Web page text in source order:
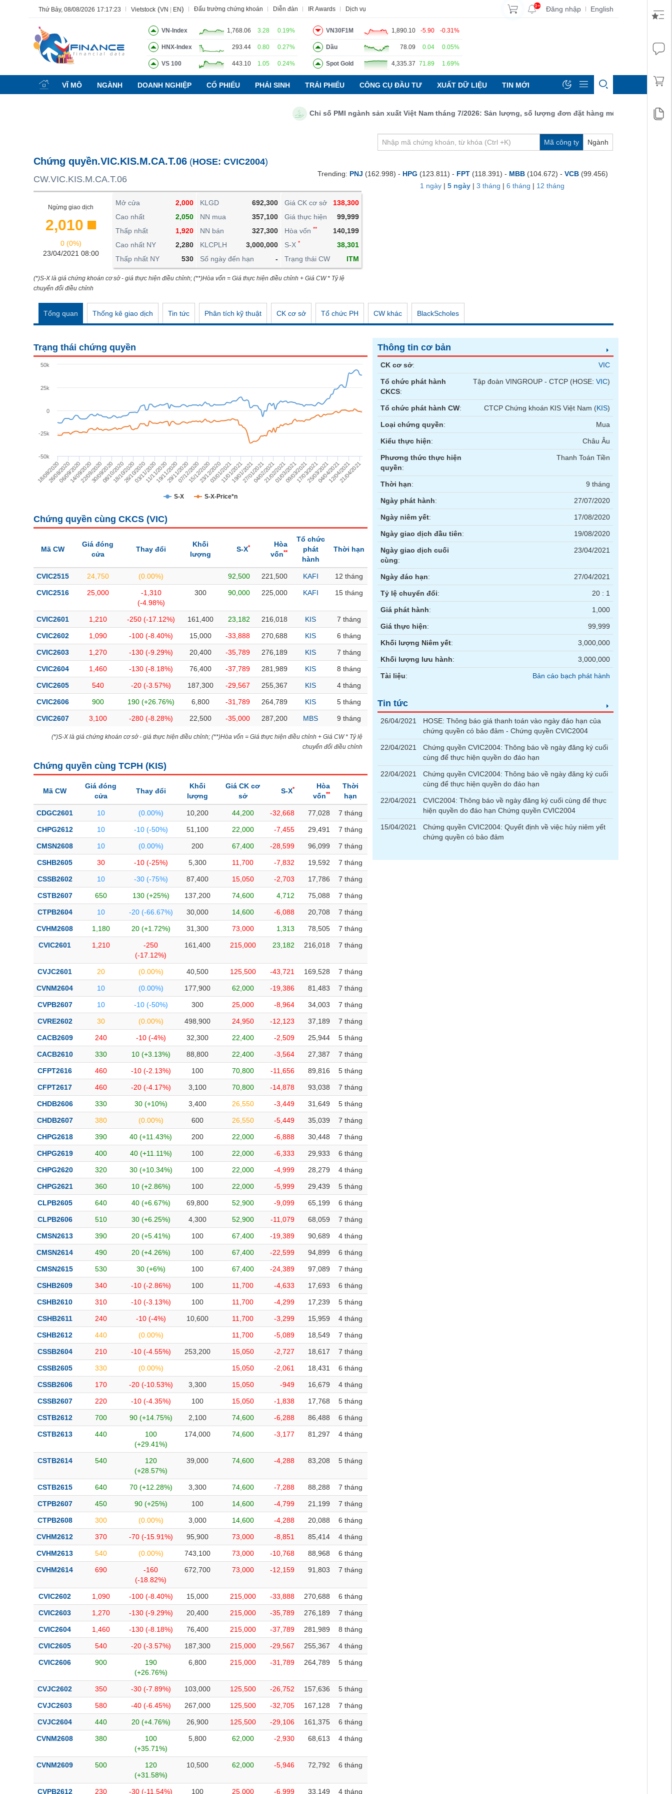
Thứ Bảy, 08/08/2026 17:17:24 Vietstock (VN EN) Đấu trường chứng khoán Diễn đàn IR Awards Dịch vụ 9+ Đăng nhập | English
VN-Index 1,768.06 3.28 0.19%
HNX-Index 293.44 0.80 0.27%
VS 100 443.10 1.05 0.24%
VN30F1M 1,890.10 -5.90 -0.31%
Dầu 78.09 0.04 0.05%
Spot Gold 4,335.37 71.89 1.69%
VĨ MÔ NGÀNH DOANH NGHIỆP CỔ PHIẾU PHÁI SINH TRÁI PHIẾU CÔNG CỤ ĐẦU TƯ XUẤT DỮ LIỆU TIN MỚI
Chỉ số PMI ngành sản xuất Việt Nam tháng 7/2026: Sản lượng, số lượng đơn đặt hàng mới và xuất khẩu đều
Mã công ty Ngành
Chứng quyền.VIC.KIS.M.CA.T.06 (HOSE: CVIC2004)
CW.VIC.KIS.M.CA.T.06
Ngừng giao dịch
2,010
0 (0%)
23/04/2021 08:00
Mở cửa
2,000
Cao nhất
2,050
Thấp nhất
1,920
Cao nhất NY
2,280
Thấp nhất NY
530
KLGD
692,300
NN mua
357,100
NN bán
327,300
KLCPLH
3,000,000
Số ngày đến hạn
-
Giá CK cơ sở
138,300
Giá thực hiện
99,999
Hòa vốn **
140,199
S-X *
38,301
Trạng thái CW
ITM
(*)S-X là giá chứng khoán cơ sở - giá thực hiện điều chỉnh; (**)Hòa vốn = Giá thực hiện điều chỉnh + Giá CW * Tỷ lệ
chuyển đổi điều chỉnh
Trending: PNJ (162.998) - HPG (123.811) - FPT (118.391) - MBB (104.672) - VCB (99.456)
1 ngày | 5 ngày | 3 tháng | 6 tháng | 12 tháng
Tổng quan Thống kê giao dịch Tin tức Phân tích kỹ thuật CK cơ sở Tổ chức PH CW khác BlackScholes
Trạng thái chứng quyền
S-X S-X-Price*n
18/08/2020
26/08/202006/09/202014/09/202022/09/202030/09/202008/10/202018/10/202026/10/202003/11/202011/11/202019/11/202029/11/202007/12/202015/12/202023/12/202003/01/202111/01/202119/01/202127/01/202104/02/202121/02/202101/03/202109/03/202117/03/202125/03/202104/04/202112/04/2021
21/04/2021
-50k
-25k
0
25k
50k
Chứng quyền cùng CKCS (VIC)
Mã CW
Giá đóng
cửa
Thay đổi
Khối
lượng
S-X*
Hòa
vốn**
Tổ chức
phát
hành
Thời hạn
CVIC2515 24,750 (0.00%) 92,500 221,500 KAFI 12 tháng
CVIC2516 25,000
-1,310
(-4.98%)
300 90,000 225,000 KAFI 15 tháng
CVIC2601 1,210 -250 (-17.12%) 161,400 23,182 216,018 KIS 7 tháng
CVIC2602 1,090 -100 (-8.40%) 15,000 -33,888 270,688 KIS 6 tháng
CVIC2603 1,270 -130 (-9.29%) 20,400 -35,789 276,189 KIS 7 tháng
CVIC2604 1,460 -130 (-8.18%) 76,400 -37,789 281,989 KIS 8 tháng
CVIC2605 540 -20 (-3.57%) 187,300 -29,567 255,367 KIS 4 tháng
CVIC2606 900 190 (+26.76%) 6,800 -31,789 264,789 KIS 5 tháng
CVIC2607 3,100 -280 (-8.28%) 22,500 -35,000 287,200 MBS 9 tháng
(*)S-X là giá chứng khoán cơ sở - giá thực hiện điều chỉnh; (**)Hòa vốn = Giá thực hiện điều chỉnh + Giá CW * Tỷ lệ
chuyển đổi điều chỉnh
Chứng quyền cùng TCPH (KIS)
Mã CW
Giá đóng
cửa
Thay đổi
Khối
lượng
Giá CK cơ
sở
S-X*
Hòa
vốn**
Thời
hạn
CDGC2601 10 (0.00%) 10,200 44,200 -32,668 77,028 7 tháng
CHPG2612 10 -10 (-50%) 51,100 22,000 -7,455 29,491 7 tháng
CMSN2608 10 (0.00%) 200 67,400 -28,599 96,099 7 tháng
CSHB2605 30 -10 (-25%) 5,300 11,700 -7,832 19,592 7 tháng
CSSB2602 10 -30 (-75%) 87,400 15,050 -2,703 17,786 7 tháng
CSTB2607 650 130 (+25%) 137,200 74,600 4,712 75,088 7 tháng
CTPB2604 10 -20 (-66.67%) 30,000 14,600 -6,088 20,708 7 tháng
CVHM2608 1,180 20 (+1.72%) 31,300 73,000 1,313 78,505 7 tháng
CVIC2601 1,210
-250
(-17.12%)
161,400 215,000 23,182 216,018 7 tháng
CVJC2601 20 (0.00%) 40,500 125,500 -43,721 169,528 7 tháng
CVNM2604 10 (0.00%) 177,900 62,000 -19,386 81,483 7 tháng
CVPB2607 10 -10 (-50%) 300 25,000 -8,964 34,003 7 tháng
CVRE2602 30 (0.00%) 498,900 24,950 -12,123 37,189 7 tháng
CACB2609 240 -10 (-4%) 32,300 22,400 -2,509 25,944 5 tháng
CACB2610 330 10 (+3.13%) 88,800 22,400 -3,564 27,387 7 tháng
CFPT2616 460 -10 (-2.13%) 100 70,800 -11,656 89,816 5 tháng
CFPT2617 460 -20 (-4.17%) 3,100 70,800 -14,878 93,038 7 tháng
CHDB2606 330 30 (+10%) 3,400 26,550 -3,449 31,649 5 tháng
CHDB2607 380 (0.00%) 600 26,550 -5,449 35,039 7 tháng
CHPG2618 390 40 (+11.43%) 200 22,000 -6,888 30,448 7 tháng
CHPG2619 400 40 (+11.11%) 100 22,000 -6,333 29,933 6 tháng
CHPG2620 320 30 (+10.34%) 100 22,000 -4,999 28,279 4 tháng
CHPG2621 360 10 (+2.86%) 100 22,000 -5,999 29,439 5 tháng
CLPB2605 640 40 (+6.67%) 69,800 52,900 -9,099 65,199 6 tháng
CLPB2606 510 30 (+6.25%) 4,300 52,900 -11,079 68,059 7 tháng
CMSN2613 390 20 (+5.41%) 100 67,400 -19,389 90,689 4 tháng
CMSN2614 490 20 (+4.26%) 100 67,400 -22,599 94,899 6 tháng
CMSN2615 530 30 (+6%) 100 67,400 -24,389 97,089 7 tháng
CSHB2609 340 -10 (-2.86%) 100 11,700 -4,633 17,693 6 tháng
CSHB2610 310 -10 (-3.13%) 100 11,700 -4,299 17,239 5 tháng
CSHB2611 240 -10 (-4%) 10,600 11,700 -3,299 15,959 4 tháng
CSHB2612 440 (0.00%) 11,700 -5,089 18,549 7 tháng
CSSB2604 210 -10 (-4.55%) 253,200 15,050 -2,727 18,617 7 tháng
CSSB2605 330 (0.00%) 15,050 -2,061 18,431 6 tháng
CSSB2606 170 -20 (-10.53%) 3,300 15,050 -949 16,679 4 tháng
CSSB2607 220 -10 (-4.35%) 100 15,050 -1,838 17,768 5 tháng
CSTB2612 700 90 (+14.75%) 2,100 74,600 -6,288 86,488 6 tháng
CSTB2613 440
100
(+29.41%)
174,000 74,600 -3,177 81,297 4 tháng
CSTB2614 540
120
(+28.57%)
39,000 74,600 -4,288 83,208 5 tháng
CSTB2615 640 70 (+12.28%) 3,300 74,600 -7,288 88,288 7 tháng
CTPB2607 450 90 (+25%) 100 14,600 -4,799 21,199 7 tháng
CTPB2608 300 (0.00%) 3,000 14,600 -4,288 20,088 6 tháng
CVHM2612 370 -70 (-15.91%) 95,900 73,000 -8,851 85,414 4 tháng
CVHM2613 540 (0.00%) 743,100 73,000 -10,768 88,968 6 tháng
CVHM2614 690
-160
(-18.82%)
672,700 73,000 -12,159 91,803 7 tháng
CVIC2602 1,090 -100 (-8.40%) 15,000 215,000 -33,888 270,688 6 tháng
CVIC2603 1,270 -130 (-9.29%) 20,400 215,000 -35,789 276,189 7 tháng
CVIC2604 1,460 -130 (-8.18%) 76,400 215,000 -37,789 281,989 8 tháng
CVIC2605 540 -20 (-3.57%) 187,300 215,000 -29,567 255,367 4 tháng
CVIC2606 900
190
(+26.76%)
6,800 215,000 -31,789 264,789 5 tháng
CVJC2602 350 -30 (-7.89%) 103,000 125,500 -26,752 157,636 5 tháng
CVJC2603 580 -40 (-6.45%) 267,000 125,500 -32,705 167,128 7 tháng
CVJC2604 440 20 (+4.76%) 26,900 125,500 -29,106 161,375 6 tháng
CVNM2608 380
100
(+35.71%)
5,800 62,000 -2,930 68,613 4 tháng
CVNM2609 500
120
(+31.58%)
10,500 62,000 -5,946 72,792 6 tháng
CVPB2612 230 -30 (-11.54%) 100 25,000 -6,999 33,149 4 tháng
Thông tin cơ bản
CK cơ sở: VIC
Tổ chức phát hành
CKCS:
Tập đoàn VINGROUP - CTCP (HOSE:VIC)
Tổ chức phát hành CW: CTCP Chứng khoán KIS Việt Nam (KIS)
Loại chứng quyền: Mua
Kiểu thực hiện: Châu Âu
Phương thức thực hiện
quyền:
Thanh Toán Tiền
Thời hạn: 9 tháng
Ngày phát hành: 27/07/2020
Ngày niêm yết: 17/08/2020
Ngày giao dịch đầu tiên: 19/08/2020
Ngày giao dịch cuối
cùng:
23/04/2021
Ngày đáo hạn: 27/04/2021
Tỷ lệ chuyển đổi: 20 : 1
Giá phát hành: 1,000
Giá thực hiện: 99,999
Khối lượng Niêm yết: 3,000,000
Khối lượng lưu hành: 3,000,000
Tài liệu: Bản cáo bạch phát hành
Tin tức
26/04/2021
HOSE: Thông báo giá thanh toán vào ngày đáo hạn của
chứng quyền có bảo đảm - Chứng quyền CVIC2004
22/04/2021
Chứng quyền CVIC2004: Thông báo về ngày đăng ký cuối
cùng để thực hiện quyền do đáo hạn
22/04/2021
Chứng quyền CVIC2004: Thông báo về ngày đăng ký cuối
cùng để thực hiện quyền do đáo hạn
22/04/2021
CVIC2004: Thông báo về ngày đăng ký cuối cùng để thực
hiện quyền do đáo hạn Chứng quyền CVIC2004
15/04/2021
Chứng quyền CVIC2004: Quyết định về việc hủy niêm yết
chứng quyền có bảo đảm
Tính năng Ngành Mã chứng khoán Lãnh đạo Tin tức Báo cáo phân tích Thuật ngữ Dịch vụ
BẤT ĐỘNG SẢN
TÀI CHÍNH
KINH TẾ
THẾ GIỚI
ĐÔNG DƯƠNG
PHÂN TÍCH
PHÁI SINH
TRÁI PHIẾU
CÔNG CỤ ĐẦU TƯ
XUẤT DỮ LIỆU
TIN MỚI
VS-SECTOR
NGUYÊN VẬT LIỆU
TIÊU DÙNG KHÔNG THIẾT YẾU
TIÊU DÙNG THIẾT YẾU
CHĂM SÓC SỨC KHỎE
CÔNG NGHỆ THÔNG TIN
BẤT ĐỘNG SẢN
(-)
Cổ phiếu Chỉ số Chứng chỉ quỹ Chứng quyền Hợp đồng tương lai Trái phiếu
Người nội bộ Người liên quan Cổ đông lớn
Tin tức(-)
Bài viết của tác giả(-)
Báo cáo phân tích(-)
Thuật ngữ
Dịch vụ(-)
Sách tài chính
Công cụ đầu tư
Truyền thông tài chính
Dữ liệu tài chính